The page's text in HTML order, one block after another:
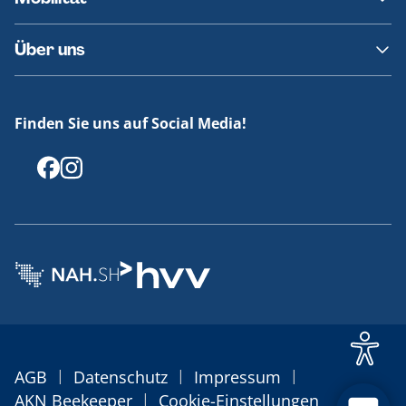
Fundsachen
Häufige Fragen
Barrierefreies Reisen
Erklärung Barrierefreiheit
Über uns
Offenlegungen
Finden Sie uns auf Social Media!
AGB | Datenschutz | Impressum |
AKN Beekeeper | Cookie-Einstellungen